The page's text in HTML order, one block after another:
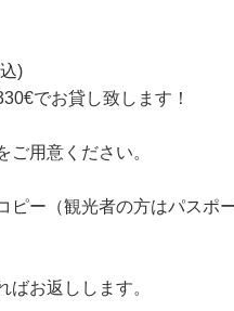
)
でお貸し致します！
用意ください。
ー（観光者の方はパスポ
ばお返しします。